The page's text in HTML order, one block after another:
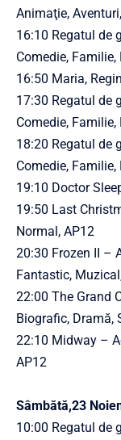
Animaţie,
16:10 Regatul de
Comedie,
16:50 Maria,
17:30 Regatul de
Comedie,
18:20 Regatul de
Comedie,
19:10 Doctor
19:50 Last
Normal, AP12
20:30 Frozen II –
Fantastic,
22:00 The Grand
Biografic, Dramă,
22:10 Midway –
AP12
Sâmbătă,23
10:00 Regatul de